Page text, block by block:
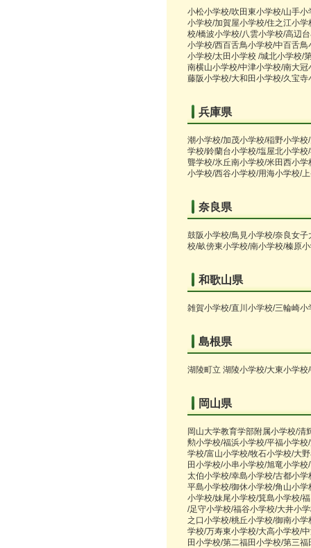
小松小学校/吹田東小学校/山手
小学校/加賀屋小学校/住之江小
校/橋波小学校/八雲小学校/高辺
小学校/西百舌鳥小学校/中百舌
小学校/太田小学校 /城北小学校/
南横山小学校/中津小学校/南大
藤阪小学校/大和田小学校/久宝
兵庫県
潮小学校/加茂小学校/稲野小学
学校/鈴蘭台小学校/塩屋北小学
聾学校/氷丘南小学校/米田西小
小学校/西谷小学校/用海小学校/
奈良県
鼓阪小学校/鳥見小学校/奈良女
校/畝傍東小学校/南小学校/榛原
和歌山県
雑賀小学校/直川小学校/三輪崎
島根県
湖陵町立 湖陵小学校/大東小学
岡山県
岡山大学教育学部附属小学校/
勲小学校/福浜小学校/平福小学
学校/富山小学校/牧石小学校/大
田小学校/小串小学校/旭竜小学
太伯小学校/幸島小学校/古都小
平島小学校/御休小学校/角山小
小学校/妹尾小学校/箕島小学校/
/足守小学校/福谷小学校/大井小
之口小学校/桃丘小学校/御南小
学校/万寿東小学校/大高小学校/
田小学校/第二福田小学校/第三